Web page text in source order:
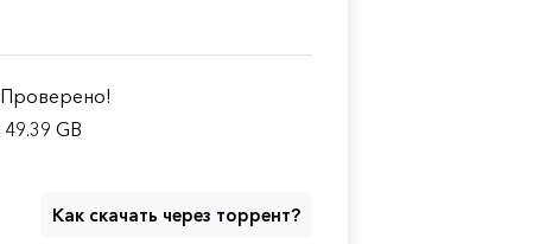
Проверено!
49.39 GB
Как скачать через торрент?